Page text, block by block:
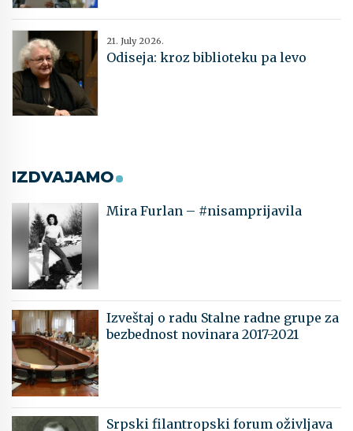
21. July 2026.
Odiseja: kroz biblioteku pa levo
IZDVAJAMO
Mira Furlan – #nisamprijavila
Izveštaj o radu Stalne radne grupe za
bezbednost novinara 2017-2021
Srpski filantropski forum oživljava